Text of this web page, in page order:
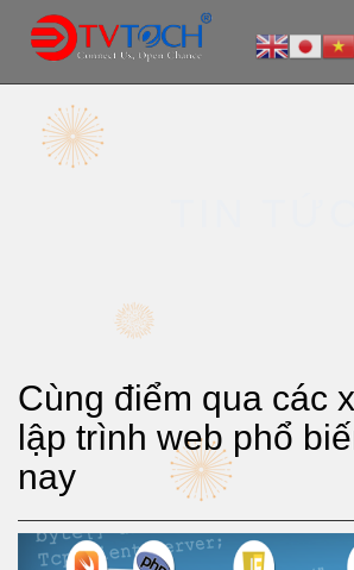
Cùng điểm qua các
lập trình web phổ
nay